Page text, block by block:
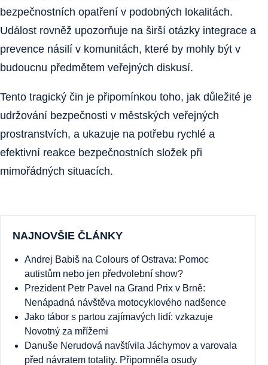
bezpečnostních opatření v podobných lokalitách.
Událost rovněž upozorňuje na širší otázky integrace a
prevence násilí v komunitách, které by mohly být v
budoucnu předmětem veřejných diskusí.
Tento tragický čin je připomínkou toho, jak důležité je
udržování bezpečnosti v městských veřejných
prostranstvích, a ukazuje na potřebu rychlé a
efektivní reakce bezpečnostních složek při
mimořádných situacích.
NAJNOVŠIE ČLÁNKY
Andrej Babiš na Colours of Ostrava: Pomoc
autistům nebo jen předvolební show?
Prezident Petr Pavel na Grand Prix v Brně:
Nenápadná návštěva motocyklového nadšence
Jako tábor s partou zajímavých lidí: vzkazuje
Novotný za mřížemi
Danuše Nerudová navštívila Jáchymov a varovala
před návratem totality. Připomněla osudy